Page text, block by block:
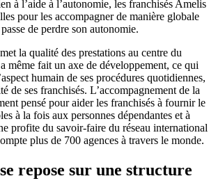
à l’aide à l’autonomie, les franchisés Amelis
pour les accompagner de manière globale
de perdre son autonomie.
la qualité des prestations au centre du
même fait un axe de développement, ce qui
humain de ses procédures quotidiennes,
de ses franchisés. L’accompagnement de la
pensé pour aider les franchisés à fournir le
à la fois aux personnes dépendantes et à
profite du savoir-faire du réseau international
plus de 700 agences à travers le monde.
repose sur une structure